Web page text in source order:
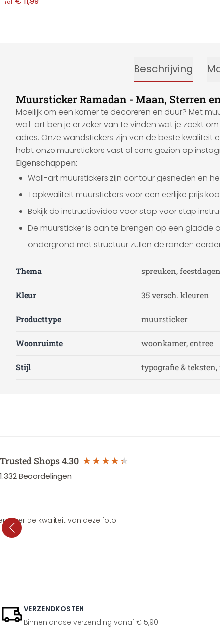
Beschrijving
Muursticker Ramadan - Maan, Sterren
Moeilijk om een kamer te decoreren en duur? Met
wall-art ben je er zeker van te vinden wat je zoekt
adres. Onze wandstickers zijn van de beste kwaliteit
hebt onze muurstickers vast al eens gezien op
Eigenschappen:
Wall-art muurstickers zijn contour gesneden en
Topkwaliteit muurstickers voor een eerlijke prijs
Bekijk de instructievideo voor stap voor stap
De muursticker is aan te brengen op een gladde
ondergrond met structuur zullen de randen
Thema spreuken,
Kleur 35 versch. kleuren
Producttype muursticker
Woonruimte woonkamer, entree
Stijl typografie &
Trusted Shops4.30
1.332Beoordelingen
over de kwaliteit van deze foto
VERZENDKOSTEN
Binnenlandse verzending vanaf € 5,90.